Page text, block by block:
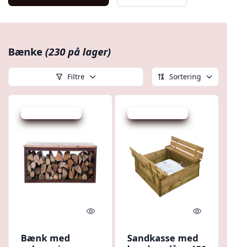
Bænke (230 på lager)
Filtre Sortering
Quick look
Bænk med
Quick
Sandkasse med